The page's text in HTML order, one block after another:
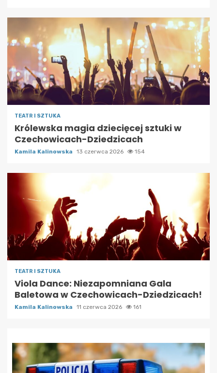
TEATR I SZTUKA
Królewska magia dziecięcej sztuki w
Czechowicach-Dziedzicach
Kamila Kalinowska 13 czerwca 2026 154
TEATR I SZTUKA
Viola Dance: Niezapomniana Gala
Baletowa w Czechowicach-Dziedzicach!
Kamila Kalinowska 11 czerwca 2026 161